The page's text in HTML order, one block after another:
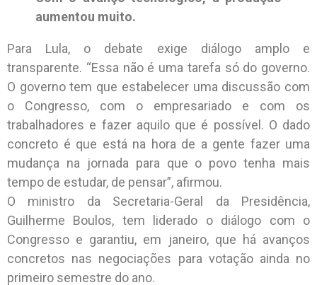
aumentou muito.
Para Lula, o debate exige diálogo amplo e
transparente. “Essa não é uma tarefa só do governo.
O governo tem que estabelecer uma discussão com
o Congresso, com o empresariado e com os
trabalhadores e fazer aquilo que é possível. O dado
concreto é que está na hora de a gente fazer uma
mudança na jornada para que o povo tenha mais
tempo de estudar, de pensar”, afirmou.
O ministro da Secretaria-Geral da Presidência,
Guilherme Boulos, tem liderado o diálogo com o
Congresso e garantiu, em janeiro, que há avanços
concretos nas negociações para votação ainda no
primeiro semestre do ano.